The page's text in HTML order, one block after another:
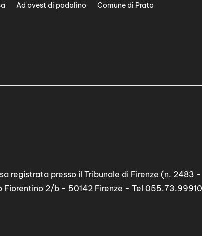
Ad ovest di padalino
Comune di Prato
registrata presso il Tribunale di Firenze (n. 2483 -
Fiorentino 2/b - 50142 Firenze - Tel 055.73.99910